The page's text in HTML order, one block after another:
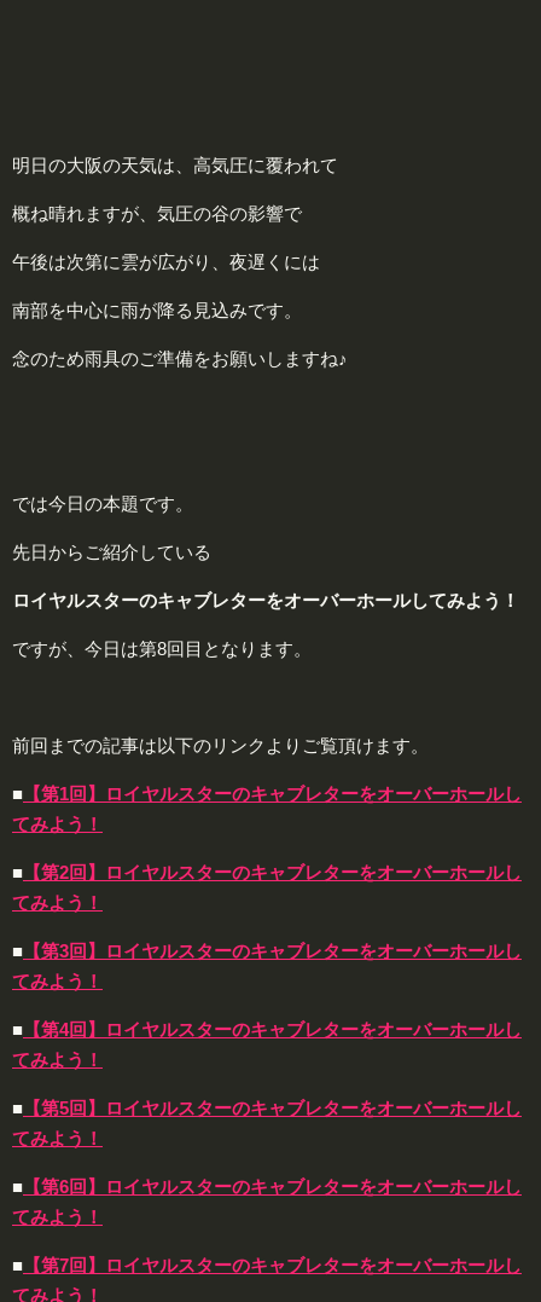
明日の大阪の天気は、高気圧に覆われて
概ね晴れますが、気圧の谷の影響で
午後は次第に雲が広がり、夜遅くには
南部を中心に雨が降る見込みです。
念のため雨具のご準備をお願いしますね♪
では今日の本題です。
先日からご紹介している
ロイヤルスターのキャブレターをオーバーホールしてみよう！
ですが、今日は第8回目となります。
前回までの記事は以下のリンクよりご覧頂けます。
■ 【第1回】ロイヤルスターのキャブレターをオーバーホールし
てみよう！
■ 【第2回】ロイヤルスターのキャブレターをオーバーホールし
てみよう！
■ 【第3回】ロイヤルスターのキャブレターをオーバーホールし
てみよう！
■ 【第4回】ロイヤルスターのキャブレターをオーバーホールし
てみよう！
■ 【第5回】ロイヤルスターのキャブレターをオーバーホールし
てみよう！
■ 【第6回】ロイヤルスターのキャブレターをオーバーホールし
てみよう！
■ 【第7回】ロイヤルスターのキャブレターをオーバーホールし
てみよう！